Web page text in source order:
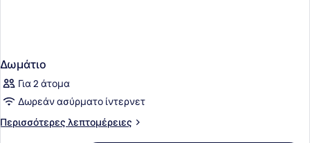
Δωμάτιο
Για 2 άτομα
Δωρεάν ασύρματο ίντερνετ
Περισσότερες λεπτομέρειες
Περισσότερες